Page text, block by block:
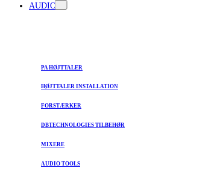
AUDIO
PA HØJTTALER
HØJTTALER INSTALLATION
FORSTÆRKER
DBTECHNOLOGIES TILBEHØR
MIXERE
AUDIO TOOLS